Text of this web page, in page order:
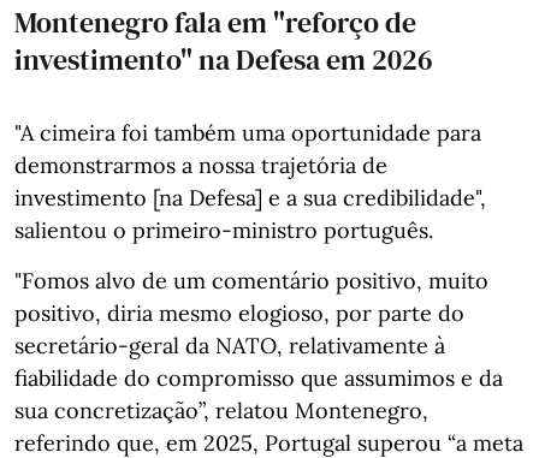
Montenegro fala em "reforço de
investimento" na Defesa em 2026
"A cimeira foi também uma oportunidade para
demonstrarmos a nossa trajetória de
investimento [na Defesa] e a sua credibilidade",
salientou o primeiro-ministro português.
"Fomos alvo de um comentário positivo, muito
positivo, diria mesmo elogioso, por parte do
secretário-geral da NATO, relativamente à
fiabilidade do compromisso que assumimos e da
sua concretização”, relatou Montenegro,
referindo que, em 2025, Portugal superou “a meta